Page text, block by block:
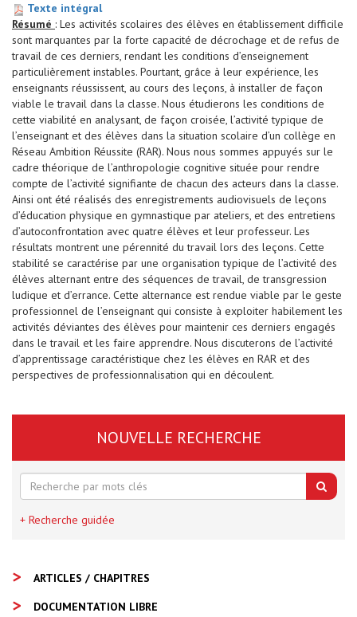
Texte intégral
Résumé : Les activités scolaires des élèves en établissement difficile
sont marquantes par la forte capacité de décrochage et de refus de
travail de ces derniers, rendant les conditions d’enseignement
particulièrement instables. Pourtant, grâce à leur expérience, les
enseignants réussissent, au cours des leçons, à installer de façon
viable le travail dans la classe. Nous étudierons les conditions de
cette viabilité en analysant, de façon croisée, l’activité typique de
l’enseignant et des élèves dans la situation scolaire d’un collège en
Réseau Ambition Réussite (RAR). Nous nous sommes appuyés sur le
cadre théorique de l’anthropologie cognitive située pour rendre
compte de l’activité signifiante de chacun des acteurs dans la classe.
Ainsi ont été réalisés des enregistrements audiovisuels de leçons
d’éducation physique en gymnastique par ateliers, et des entretiens
d’autoconfrontation avec quatre élèves et leur professeur. Les
résultats montrent une pérennité du travail lors des leçons. Cette
stabilité se caractérise par une organisation typique de l’activité des
élèves alternant entre des séquences de travail, de transgression
ludique et d’errance. Cette alternance est rendue viable par le geste
professionnel de l’enseignant qui consiste à exploiter habilement les
activités déviantes des élèves pour maintenir ces derniers engagés
dans le travail et les faire apprendre. Nous discuterons de l’activité
d’apprentissage caractéristique chez les élèves en RAR et des
perspectives de professionnalisation qui en découlent.
NOUVELLE RECHERCHE
+ Recherche guidée
ARTICLES / CHAPITRES
DOCUMENTATION LIBRE